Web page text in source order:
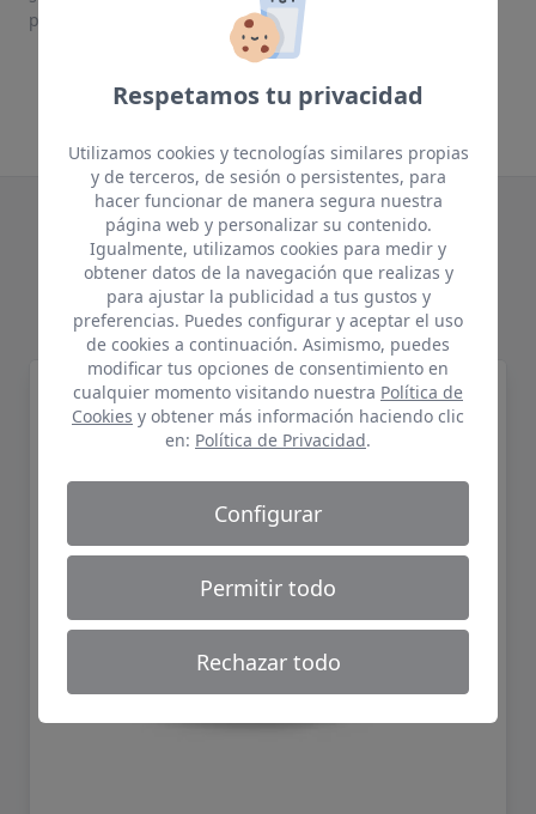
protegidos.
Te puede interesar
Productos relacionados
Quelyd Murale 5 kg
Respetamos tu privacidad
Utilizamos cookies y tecnologías similares propias
y de terceros, de sesión o persistentes, para
hacer funcionar de manera segura nuestra
página web y personalizar su contenido.
Igualmente, utilizamos cookies para medir y
obtener datos de la navegación que realizas y
para ajustar la publicidad a tus gustos y
preferencias. Puedes configurar y aceptar el uso
de cookies a continuación. Asimismo, puedes
modificar tus opciones de consentimiento en
cualquier momento visitando nuestra Política de
Cookies y obtener más información haciendo clic
en: Política de Privacidad.
Configurar
Permitir todo
Rechazar todo